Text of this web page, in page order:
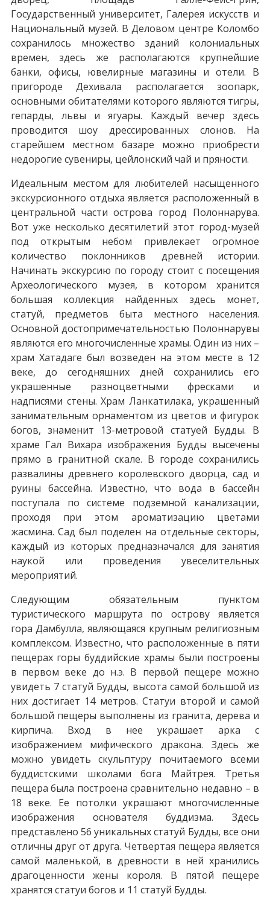
Государственный университет, Галерея искусств и
Национальный музей. В Деловом центре Коломбо
сохранилось множество зданий колониальных
времен, здесь же располагаются крупнейшие
банки, офисы, ювелирные магазины и отели. В
пригороде Дехивала располагается зоопарк,
основными обитателями которого являются тигры,
гепарды, львы и ягуары. Каждый вечер здесь
проводится шоу дрессированных слонов. На
старейшем местном базаре можно приобрести
недорогие сувениры, цейлонский чай и пряности.
Идеальным местом для любителей насыщенного
экскурсионного отдыха является расположенный в
центральной части острова город Полоннарува.
Вот уже несколько десятилетий этот город-музей
под открытым небом привлекает огромное
количество поклонников древней истории.
Начинать экскурсию по городу стоит с посещения
Археологического музея, в котором хранится
большая коллекция найденных здесь монет,
статуй, предметов быта местного населения.
Основной достопримечательностью Полоннарувы
являются его многочисленные храмы. Один из них –
храм Хатадаге был возведен на этом месте в 12
веке, до сегодняшних дней сохранились его
украшенные разноцветными фресками и
надписями стены. Храм Ланкатилака, украшенный
занимательным орнаментом из цветов и фигурок
богов, знаменит 13-метровой статуей Будды. В
храме Гал Вихара изображения Будды высечены
прямо в гранитной скале. В городе сохранились
развалины древнего королевского дворца, сад и
руины бассейна. Известно, что вода в бассейн
поступала по системе подземной канализации,
проходя при этом ароматизацию цветами
жасмина. Сад был поделен на отдельные секторы,
каждый из которых предназначался для занятия
наукой или проведения увеселительных
мероприятий.
Следующим обязательным пунктом
туристического маршрута по острову является
гора Дамбулла, являющаяся крупным религиозным
комплексом. Известно, что расположенные в пяти
пещерах горы буддийские храмы были построены
в первом веке до н.э. В первой пещере можно
увидеть 7 статуй Будды, высота самой большой из
них достигает 14 метров. Статуи второй и самой
большой пещеры выполнены из гранита, дерева и
кирпича. Вход в нее украшает арка с
изображением мифического дракона. Здесь же
можно увидеть скульптуру почитаемого всеми
буддистскими школами бога Майтрея. Третья
пещера была построена сравнительно недавно – в
18 веке. Ее потолки украшают многочисленные
изображения основателя буддизма. Здесь
представлено 56 уникальных статуй Будды, все они
отличны друг от друга. Четвертая пещера является
самой маленькой, в древности в ней хранились
драгоценности жены короля. В пятой пещере
хранятся статуи богов и 11 статуй Будды.